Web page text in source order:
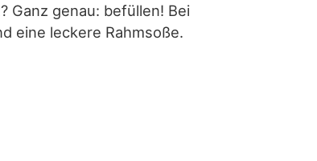
Ganz genau: befüllen! Bei
eine leckere Rahmsoße.